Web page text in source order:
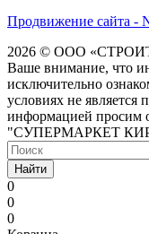
Продвижение сайта -
2026 © ООО
Ваше внимание, что
исключительно
условиях не является
информацией просим
"СУПЕРМАРКЕТ
Найти
0
0
0